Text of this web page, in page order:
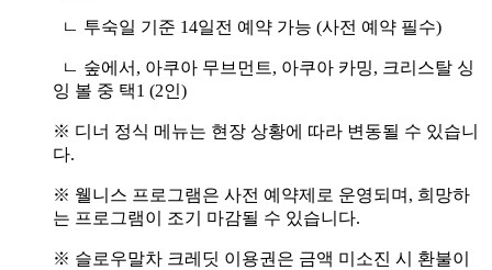
ㄴ 투숙일 기준 14일전 예약 가능 (사전 예약 필수)
ㄴ 숲에서, 아쿠아 무브먼트, 아쿠아 카밍, 크리스탈 싱
잉 볼 중 택1 (2인)
※ 디너 정식 메뉴는 현장 상황에 따라 변동될 수 있습니
다.
※ 웰니스 프로그램은 사전 예약제로 운영되며, 희망하
는 프로그램이 조기 마감될 수 있습니다.
※ 슬로우말차 크레딧 이용권은 금액 미소진 시 환불이